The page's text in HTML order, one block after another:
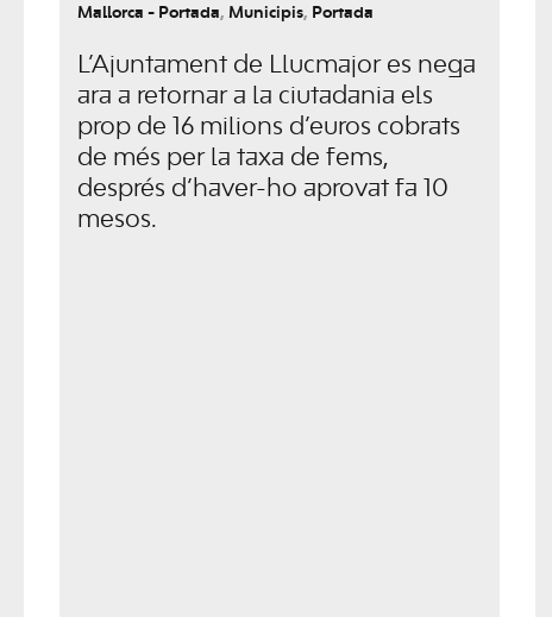
Mallorca - Portada, Municipis, Portada
L’Ajuntament de Llucmajor es nega
ara a retornar a la ciutadania els
prop de 16 milions d’euros cobrats
de més per la taxa de fems,
després d’haver-ho aprovat fa 10
mesos.